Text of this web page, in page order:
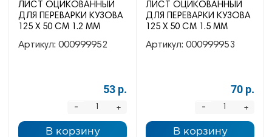
ЛИСТ ОЦИКОВАННЫЙ
ДЛЯ ПЕРЕВАРКИ КУЗОВА
125 Х 50 СМ 1.2 ММ
Артикул: 000999952
53 р.
+
-
В корзину
ЛИСТ ОЦИКОВАННЫЙ
ДЛЯ ПЕРЕВАРКИ КУЗОВА
125 Х 50 СМ 1.5 ММ
Артикул: 000999953
70 р.
+
-
В корзину